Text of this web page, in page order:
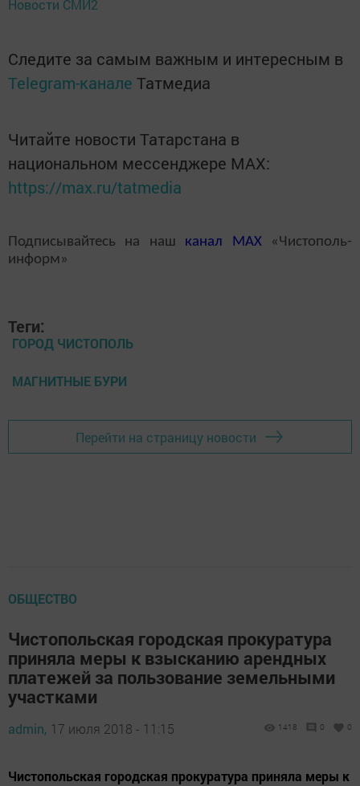
Новости СМИ2
Следите за самым важным и интересным в
Telegram-канале Татмедиа
Читайте новости Татарстана в
национальном мессенджере MАХ:
https://max.ru/tatmedia
Подписывайтесь на наш канал MAX«Чистополь-
информ»
Теги:
ГОРОД ЧИСТОПОЛЬ
МАГНИТНЫЕ БУРИ
Перейти на страницу новости
ОБЩЕСТВО
Чистопольская городская прокуратура
приняла меры к взысканию арендных
платежей за пользование земельными
участками
admin, 17 июля 2018 - 11:15 1418 0 0
Чистопольская городская прокуратура приняла меры к